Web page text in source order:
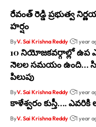
రేవంత్ రెడ్డి ప్రభుత్వ
హర్షం
ByV. Sai Krishna Reddy 1 year
10 నియోజకవర్గాల్లో ఉప
నెలల సమయం ఉంది…
పిలుపు
ByV. Sai Krishna Reddy 1 year
కాళేశ్వ‌రం కుస్తీ….
ByV. Sai Krishna Reddy 1 year